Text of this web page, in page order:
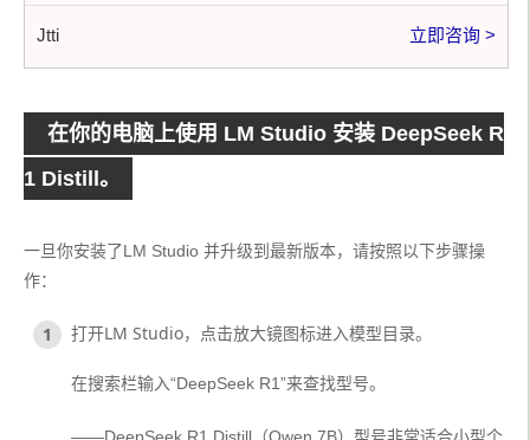
Jtti 立即咨询 >
在你的电脑上使用 LM Studio 安装 DeepSeek R
1 Distill。
一旦你安装了LM Studio 并升级到最新版本，请按照以下步骤操
作：
打开LM Studio，点击放大镜图标进入模型目录。
在搜索栏输入“DeepSeek R1”来查找型号。
——DeepSeek R1 Distill（Qwen 7B）型号非常适合小型个